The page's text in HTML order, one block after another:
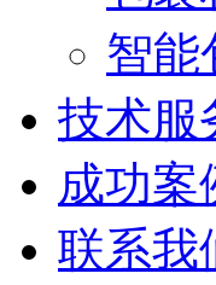
智能
技术服
成功案
联系我